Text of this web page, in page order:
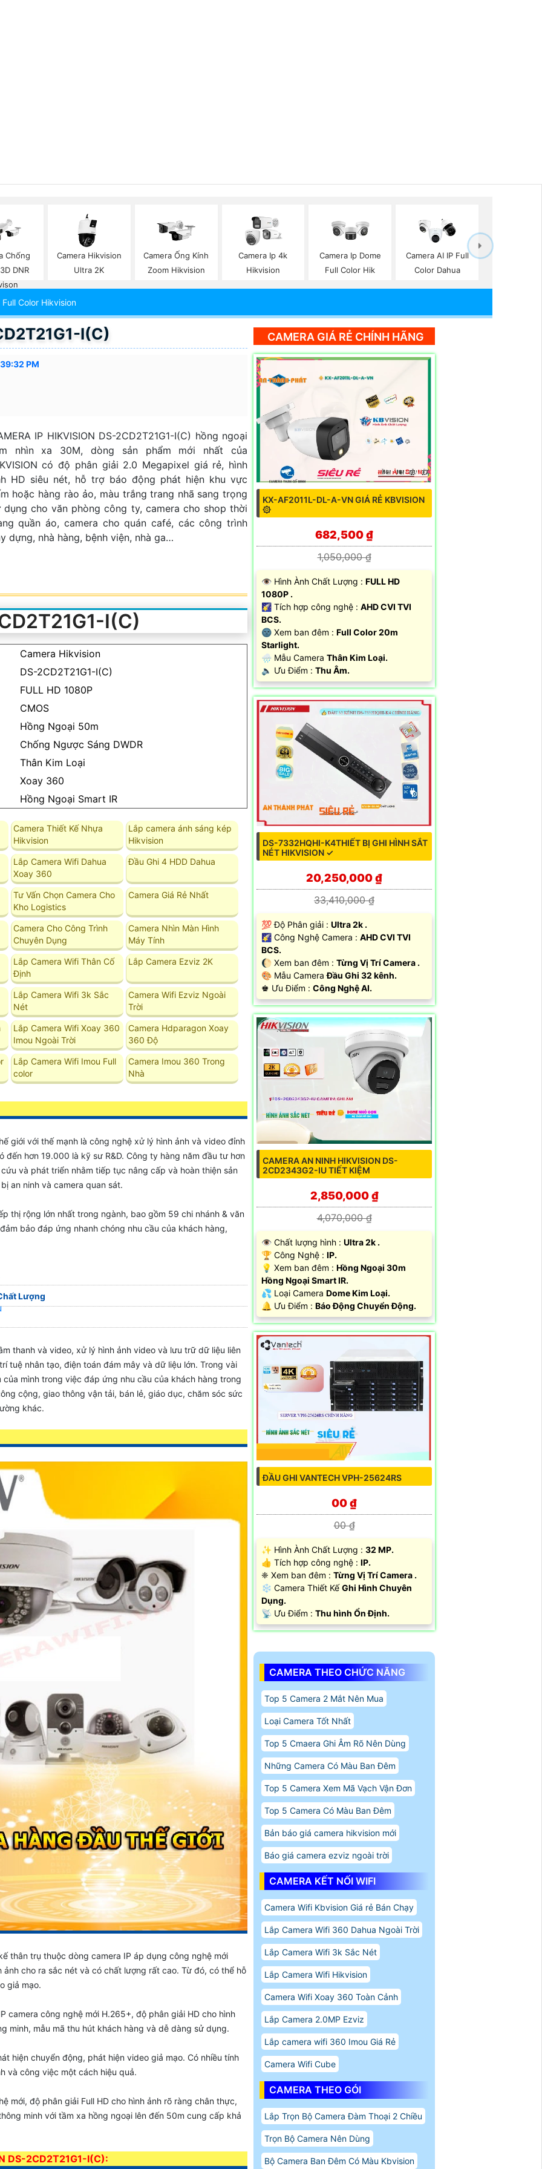
Chống
DNR
Camera Hikvision
Ultra 2K
Camera Ống Kính
Zoom Hikvision
Camera Ip 4k
Hikvision
Camera Ip Dome
Full Color Hik
Camera AI IP Full
Color Dahua
Full Color Hikvision
I(C)
PM
IP HIKVISION DS-2CD2T21G1-I(C) hồng ngoại
nhìn xa 30M, dòng sản phẩm mới nhất của
có độ phân giải 2.0 Megapixel giá rẻ, hình
HD siêu nét, hỗ trợ báo động phát hiện khu vực
hoặc hàng rào ảo, màu trắng trang nhã sang trọng
dụng cho văn phòng công ty, camera cho shop thời
quần áo, camera cho quán café, các công trình
dựng, nhà hàng, bệnh viện, nhà ga…
I(C)
Camera Hikvision
DS-2CD2T21G1-I(C)
FULL HD 1080P
CMOS
Hồng Ngoại 50m
Chống Ngược Sáng DWDR
Thân Kim Loại
Xoay 360
Hồng Ngoại Smart IR
Camera Thiết Kế Nhựa
Hikvision
Lắp camera ánh sáng kép
Hikvision
Lắp Camera Wifi Dahua
Xoay 360
Đầu Ghi 4 HDD Dahua
Tư Vấn Chọn Camera Cho
Kho Logistics
Camera Giá Rẻ Nhất
Camera Cho Công Trình
Chuyên Dụng
Camera Nhìn Màn Hình
Máy Tính
Lắp Camera Wifi Thân Cố
Định
Lắp Camera Ezviz 2K
Lắp Camera Wifi 3k Sắc
Nét
Camera Wifi Ezviz Ngoài
Trời
Lắp Camera Wifi Xoay 360
Imou Ngoài Trời
Camera Hdparagon Xoay
360 Độ
Lắp Camera Wifi Imou Full
color
Camera Imou 360 Trong
Nhà
giới với thế mạnh là công nghệ xử lý hình ảnh và video đỉnh
hơn 19.000 là kỹ sư R&D. Công ty hàng năm đầu tư hơn
và phát triển nhằm tiếp tục nâng cấp và hoàn thiện sản
an ninh và camera quan sát.
thị rộng lớn nhất trong ngành, bao gồm 59 chi nhánh & văn
bảo đáp ứng nhanh chóng nhu cầu của khách hàng,
Lượng
thanh và video, xử lý hình ảnh video và lưu trữ dữ liệu liên
tuệ nhân tạo, điện toán đám mây và dữ liệu lớn. Trong vài
mình trong việc đáp ứng nhu cầu của khách hàng trong
cộng, giao thông vận tải, bán lẻ, giáo dục, chăm sóc sức
khác.
thân trụ thuộc dòng camera IP áp dụng công nghệ mới
cho ra sắc nét và có chất lượng rất cao. Từ đó, có thể hỗ
giả mạo.
camera công nghệ mới H.265+, độ phân giải HD cho hình
minh, mẫu mã thu hút khách hàng và dễ dàng sử dụng.
hiện chuyển động, phát hiện video giả mạo. Có nhiều tính
và công việc một cách hiệu quả.
mới, độ phân giải Full HD cho hình ảnh rõ ràng chân thực,
minh với tầm xa hồng ngoại lên đến 50m cung cấp khả
DS-2CD2T21G1-I(C):
CAMERA GIÁ RẺ CHÍNH HÃNG
KX-AF2011L-DL-A-VN GIÁ RẺ KBVISION
۞
682,500 ₫
1,050,000 ₫
👁 Hình Ành Chất Lượng : FULL HD
1080P .
🌠 Tích hợp công nghệ : AHD CVI TVI
BCS.
🌚 Xem ban đêm : Full Color 20m
Starlight.
🌧️ Mẫu Camera Thân Kim Loại.
️🔈 Ưu Điểm : Thu Âm.
DS-7332HQHI-K4THIẾT BỊ GHI HÌNH SẮT
NÉT HIKVISION ✓
20,250,000 ₫
33,410,000 ₫
💯 Độ Phân giải : Ultra 2k .
🌠 Công Nghệ Camera : AHD CVI TVI
BCS.
🌔 Xem ban đêm : Từng Vị Trí Camera .
🎨 Mẫu CameraĐầu Ghi 32 kênh.
️♚ Ưu Điểm : Công Nghệ AI.
CAMERA AN NINH HIKVISION DS-
2CD2343G2-IU TIẾT KIỆM
2,850,000 ₫
4,070,000 ₫
👁 Chất lượng hình : Ultra 2k .
🏆 Công Nghệ : IP.
💡 Xem ban đêm : Hồng Ngoại 30m
Hồng Ngoại Smart IR.
💦 Loại Camera Dome Kim Loại.
️🔔 Ưu Điểm : Báo Động Chuyển Động.
ĐẦU GHI VANTECH VPH-25624RS
00 ₫
00 ₫
✨ Hình Ành Chất Lượng : 32 MP.
👍 Tích hợp công nghệ : IP.
❈ Xem ban đêm : Từng Vị Trí Camera .
❄ Camera Thiết KếGhi Hình Chuyên
Dụng.
️📡 Ưu Điểm : Thu hình Ổn Định.
CAMERA THEO CHỨC NĂNG
Top 5 Camera 2 Mắt Nên Mua
Loại Camera Tốt Nhất
Top 5 Cmaera Ghi Âm Rõ Nên Dùng
Những Camera Có Màu Ban Đêm
Top 5 Camera Xem Mã Vạch Vận Đơn
Top 5 Camera Có Màu Ban Đêm
Bản báo giá camera hikvision mới
Báo giá camera ezviz ngoài trời
CAMERA KẾT NỐI WIFI
Camera Wifi Kbvision Giá rẻ Bán Chạy
Lắp Camera Wifi 360 Dahua Ngoài Trời
Lắp Camera Wifi 3k Sắc Nét
Lắp Camera Wifi Hikvision
Camera Wifi Xoay 360 Toàn Cảnh
Lắp Camera 2.0MP Ezviz
Lắp camera wifi 360 Imou Giá Rẻ
Camera Wifi Cube
CAMERA THEO GÓI
Lắp Trọn Bộ Camera Đàm Thoại 2 Chiều
Trọn Bộ Camera Nên Dùng
Bộ Camera Ban Đêm Có Màu Kbvision